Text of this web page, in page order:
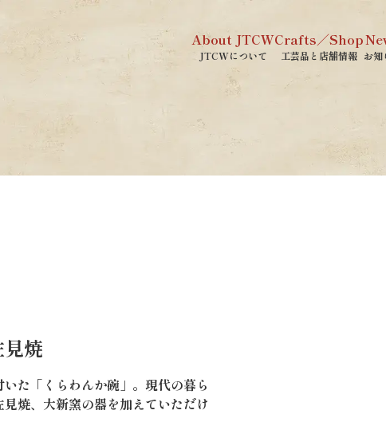
About JTCW
JTCWについて
Crafts／Shop
工芸品と店舗情報 お知
焼
た「くらわんか碗」。現代の暮ら
焼、大新窯の器を加えていただけ